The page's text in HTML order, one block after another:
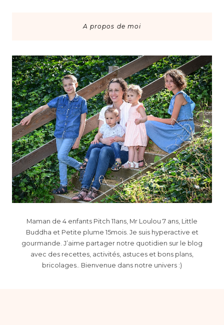
A propos de moi
Maman de 4 enfants Pitch 11ans, Mr Loulou 7 ans, Little
Buddha et Petite plume 15mois. Je suis hyperactive et
gourmande. J’aime partager notre quotidien sur le blog
avec des recettes, activités, astuces et bons plans,
bricolages.. Bienvenue dans notre univers :)